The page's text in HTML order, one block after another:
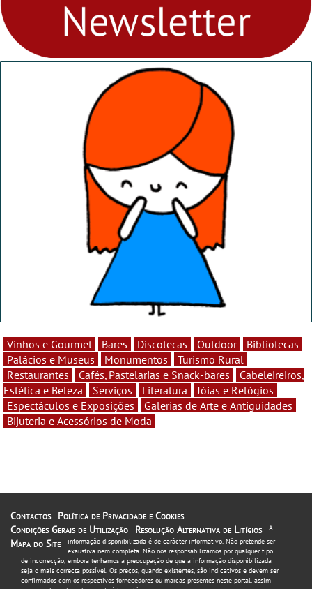
Vinhos e Gourmet Bares Discotecas Outdoor
Bibliotecas
Palácios e Museus
Monumentos
Turismo Rural
Restaurantes
Cafés, Pastelarias e Snack-bares
Cabeleireiros,
Estética e Beleza
Serviços Literatura
Jóias e Relógios
Espectáculos e Exposições
Galerias de Arte e Antiguidades
Bijuteria e Acessórios de Moda
Contactos
Política de Privacidade e Cookies
Condições Gerais de Utilização
Resolução Alternativa de Litígios
Mapa do Site
A
informação disponibilizada é de carácter informativo. Não pretende ser
exaustiva nem completa. Não nos responsabilizamos por qualquer tipo
de incorrecção, embora tenhamos a preocupação de que a informação disponibilizada
seja o mais correcta possível. Os preços, quando existentes, são indicativos e devem ser
confirmados com os respectivos fornecedores ou marcas presentes neste portal, assim